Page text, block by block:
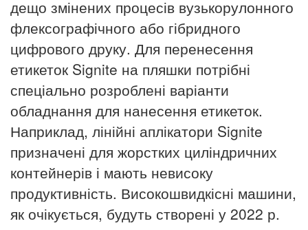
дещо змінених процесів вузькорулонного
флексографічного або гібридного
цифрового друку. Для перенесення
етикеток Signite на пляшки потрібні
спеціально розроблені варіанти
обладнання для нанесення етикеток.
Наприклад, лінійні аплікатори Signite
призначені для жорстких циліндричних
контейнерів і мають невисоку
продуктивність. Високошвидкісні машини,
як очікується, будуть створені у 2022 р.